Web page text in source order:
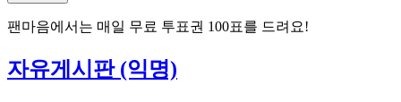
팬마음에서는 매일 무료 투표권 100표를 드려요!
자유게시판 (익명)